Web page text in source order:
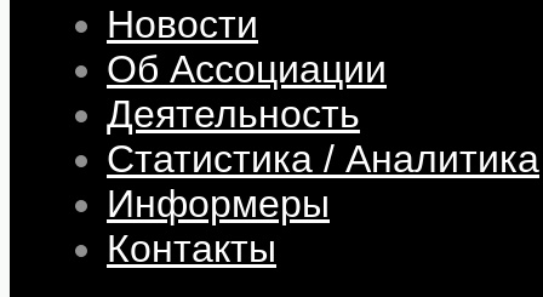
Новости
Об Ассоциации
Деятельность
Статистика / Аналитика
Информеры
Контакты